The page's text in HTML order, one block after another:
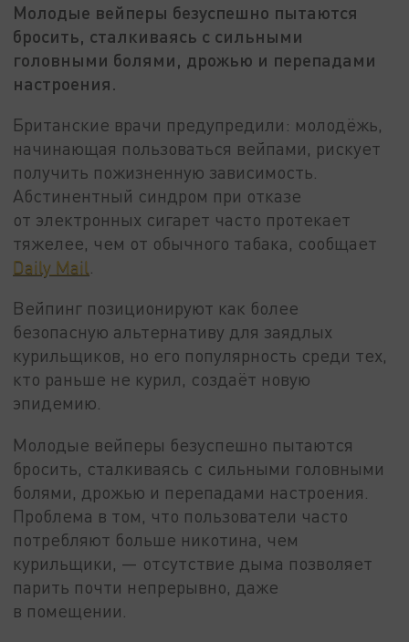
Молодые вейперы безуспешно пытаются
бросить, сталкиваясь с сильными
головными болями, дрожью и перепадами
настроения.
Британские врачи предупредили: молодёжь,
начинающая пользоваться вейпами, рискует
получить пожизненную зависимость.
Абстинентный синдром при отказе
от электронных сигарет часто протекает
тяжелее, чем от обычного табака, сообщает
Daily Mail
Вейпинг позиционируют как более
безопасную альтернативу для заядлых
курильщиков, но его популярность среди тех,
кто раньше не курил, создаёт новую
эпидемию.
Молодые вейперы безуспешно пытаются
бросить, сталкиваясь с сильными головными
болями, дрожью и перепадами настроения.
Проблема в том, что пользователи часто
потребляют больше никотина, чем
курильщики, — отсутствие дыма позволяет
парить почти непрерывно, даже
в помещении.